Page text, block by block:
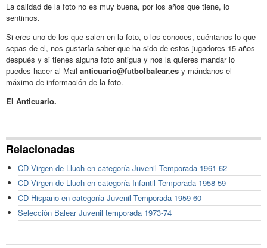
La calidad de la foto no es muy buena, por los años que tiene, lo
sentimos.
Si eres uno de los que salen en la foto, o los conoces, cuéntanos lo que
sepas de el, nos gustaría saber que ha sido de estos jugadores 15 años
después y si tienes alguna foto antigua y nos la quieres mandar lo
puedes hacer al Mail anticuario@futbolbalear.es y mándanos el
máximo de información de la foto.
El Anticuario.
Relacionadas
CD Virgen de Lluch en categoría Juvenil Temporada 1961-62
CD Virgen de Lluch en categoría Infantil Temporada 1958-59
CD Hispano en categoría Juvenil Temporada 1959-60
Selección Balear Juvenil temporada 1973-74